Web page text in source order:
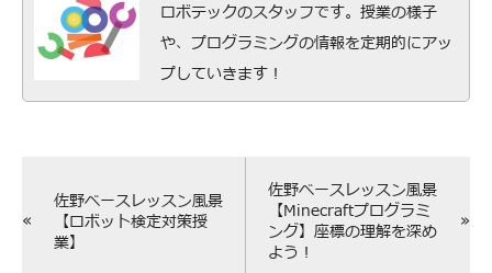
ロボテックのスタッフです。授業の様子
や、プログラミングの情報を定期的にアッ
プしていきます！
«
佐野ベースレッスン風景
【ロボット検定対策授
業】
佐野ベースレッスン風景
【Minecraftプログラミ
ング】座標の理解を深め
よう！
»